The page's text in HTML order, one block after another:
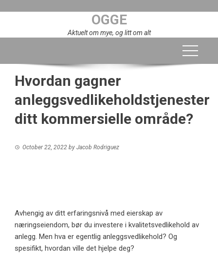
OGGE
Aktuelt om mye, og litt om alt
Hvordan gagner
anleggsvedlikeholdstjenester
ditt kommersielle område?
October 22, 2022 by Jacob Rodriguez
Avhengig av ditt erfaringsnivå med eierskap av
næringseiendom, bør du investere i kvalitetsvedlikehold av
anlegg. Men hva er egentlig anleggsvedlikehold? Og
spesifikt, hvordan ville det hjelpe deg?